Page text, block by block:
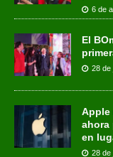
6 de
El
28 de
Apple
ahora
en
28 de